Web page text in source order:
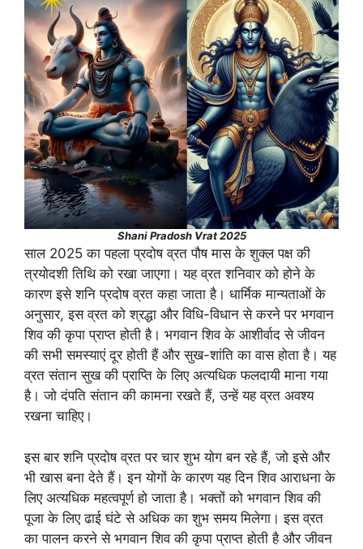
Shani Pradosh Vrat 2025
साल 2025 का पहला प्रदोष व्रत पौष मास के शुक्ल पक्ष की
त्रयोदशी तिथि को रखा जाएगा। यह व्रत शनिवार को होने के
कारण इसे शनि प्रदोष व्रत कहा जाता है। धार्मिक मान्यताओं के
अनुसार, इस व्रत को श्रद्धा और विधि-विधान से करने पर भगवान
शिव की कृपा प्राप्त होती है। भगवान शिव के आशीर्वाद से जीवन
की सभी समस्याएं दूर होती हैं और सुख-शांति का वास होता है। यह
व्रत संतान सुख की प्राप्ति के लिए अत्यधिक फलदायी माना गया
है। जो दंपति संतान की कामना रखते हैं, उन्हें यह व्रत अवश्य
रखना चाहिए।
इस बार शनि प्रदोष व्रत पर चार शुभ योग बन रहे हैं, जो इसे और
भी खास बना देते हैं। इन योगों के कारण यह दिन शिव आराधना के
लिए अत्यधिक महत्वपूर्ण हो जाता है। भक्तों को भगवान शिव की
पूजा के लिए ढाई घंटे से अधिक का शुभ समय मिलेगा। इस व्रत
का पालन करने से भगवान शिव की कृपा प्राप्त होती है और जीवन